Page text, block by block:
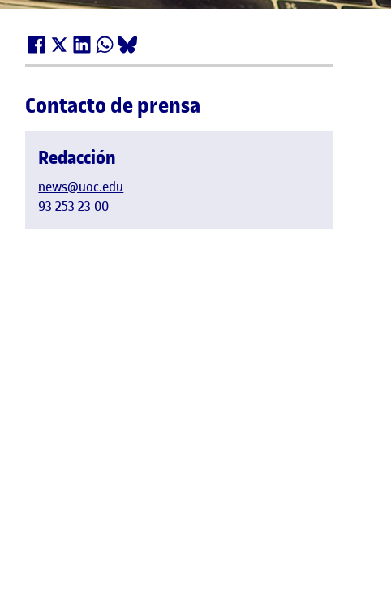
Contacto de prensa
Redacción
news@uoc.edu
93 253 23 00